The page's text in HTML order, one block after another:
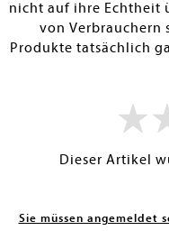
nicht auf ihre Echtheit
von Verbrauchern
Produkte tatsächlich
Dieser Artikel
Sie müssen angemeldet